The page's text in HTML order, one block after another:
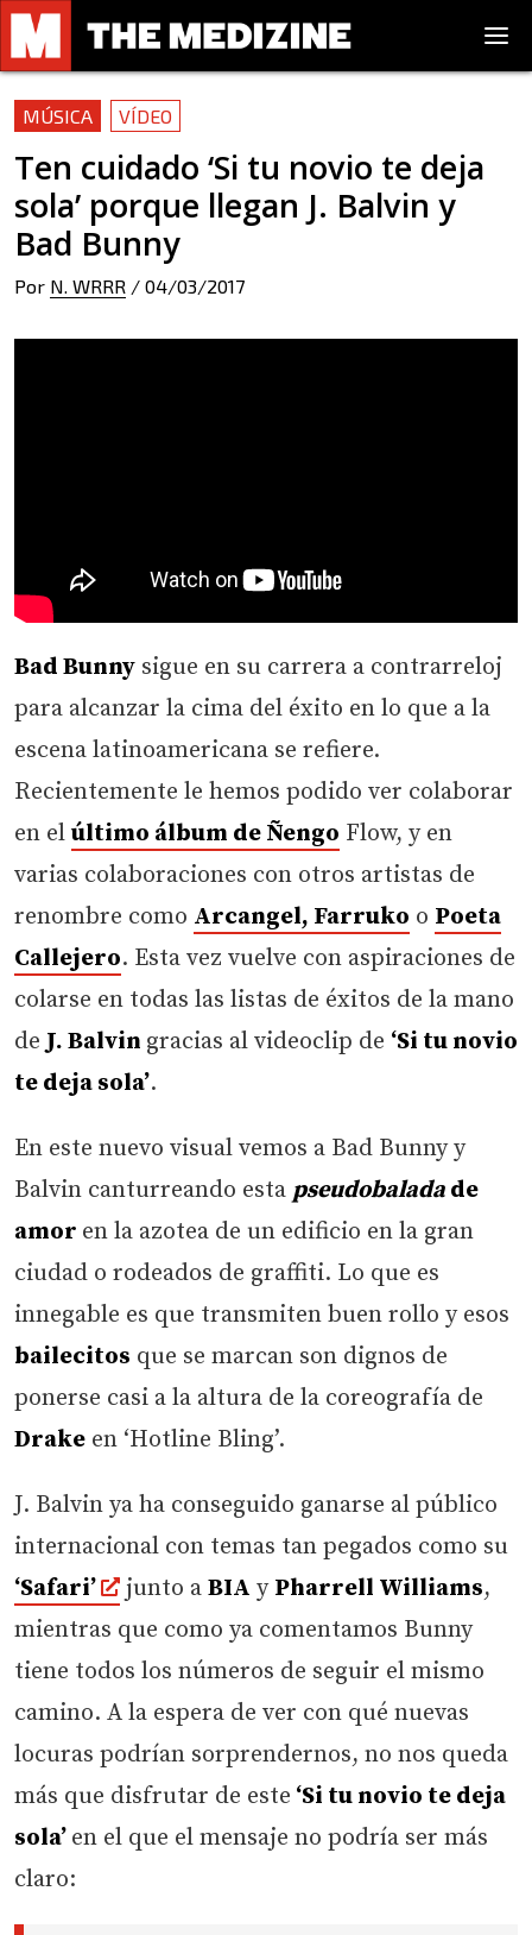
MÚSICA VÍDEO
Ten cuidado ‘Si tu novio te deja
sola’ porque llegan J. Balvin y
Bad Bunny
Por N. WRRR / 04/03/2017
Bad Bunny sigue en su carrera a contrarreloj
para alcanzar la cima del éxito en lo que a la
escena latinoamericana se refiere.
Recientemente le hemos podido ver colaborar
en el último álbum de Ñengo Flow, y en
varias colaboraciones con otros artistas de
renombre como Arcangel, Farruko o Poeta
Callejero. Esta vez vuelve con aspiraciones de
colarse en todas las listas de éxitos de la mano
de J. Balvin gracias al videoclip de ‘Si tu novio
te deja sola’.
En este nuevo visual vemos a Bad Bunny y
Balvin canturreando esta pseudobalada de
amor en la azotea de un edificio en la gran
ciudad o rodeados de graffiti. Lo que es
innegable es que transmiten buen rollo y esos
bailecitos que se marcan son dignos de
ponerse casi a la altura de la coreografía de
Drake en ‘Hotline Bling’.
J. Balvin ya ha conseguido ganarse al público
internacional con temas tan pegados como su
‘Safari’
junto a BIA y Pharrell Williams,
mientras que como ya comentamos Bunny
tiene todos los números de seguir el mismo
camino. A la espera de ver con qué nuevas
locuras podrían sorprendernos, no nos queda
más que disfrutar de este ‘Si tu novio te deja
sola’ en el que el mensaje no podría ser más
claro: